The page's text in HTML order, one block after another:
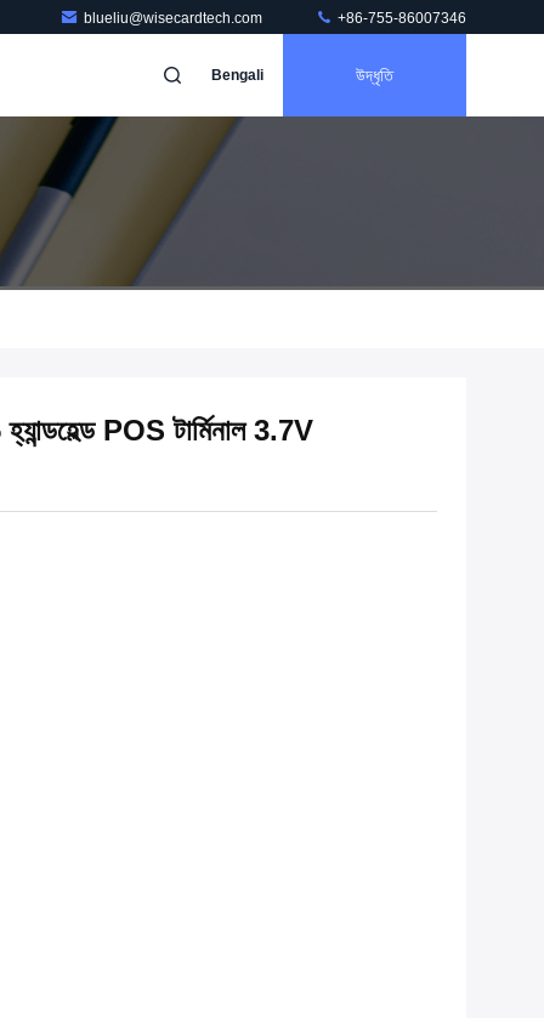
blueliu@wisecardtech.com +86-755-86007346
Bengali উদ্ধৃতি
POS টার্মিনাল 3.7V